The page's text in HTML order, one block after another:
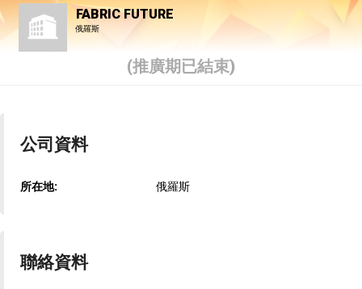
FABRIC FUTURE
俄羅斯
(推廣期已結束)
公司資料
所在地: 俄羅斯
聯絡資料